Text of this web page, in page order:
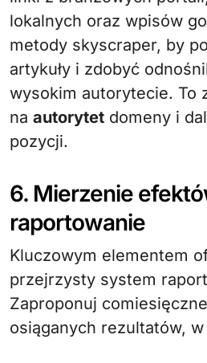
lokalnych oraz wpisów
metody skyscraper, by
artykuły i zdobyć
wysokim autorytecie. To
na autorytet domeny i
pozycji.
6. Mierzenie
raportowanie
Kluczowym elementem
przejrzysty system
Zaproponuj
osiąganych rezultatów,